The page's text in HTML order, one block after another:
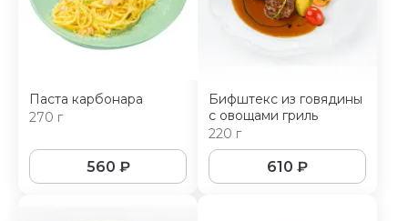
Паста карбонара
270 г
560 ₽
Бифштекс из говядины
с овощами гриль
220 г
610 ₽